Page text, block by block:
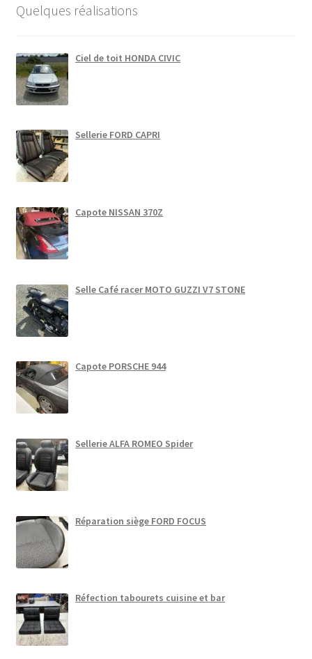
Quelques réalisations
Ciel de toit HONDA CIVIC
Sellerie FORD CAPRI
Capote NISSAN 370Z
Selle Café racer MOTO GUZZI V7 STONE
Capote PORSCHE 944
Sellerie ALFA ROMEO Spider
Réparation siège FORD FOCUS
Réfection tabourets cuisine et bar